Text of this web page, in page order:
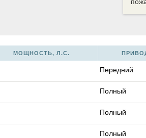
МОЩНОСТЬ, Л.С.
Передний
Полный
Полный
Полный